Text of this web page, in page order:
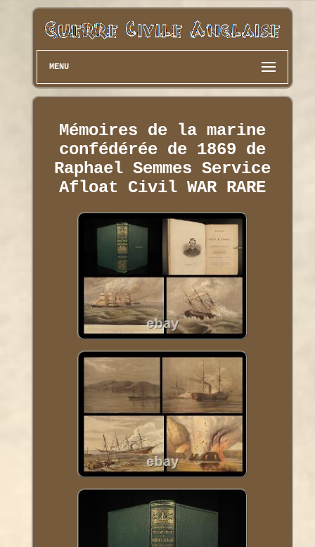
MENU
Mémoires de la marine
confédérée de 1869 de
Raphael Semmes Service
Afloat Civil WAR RARE